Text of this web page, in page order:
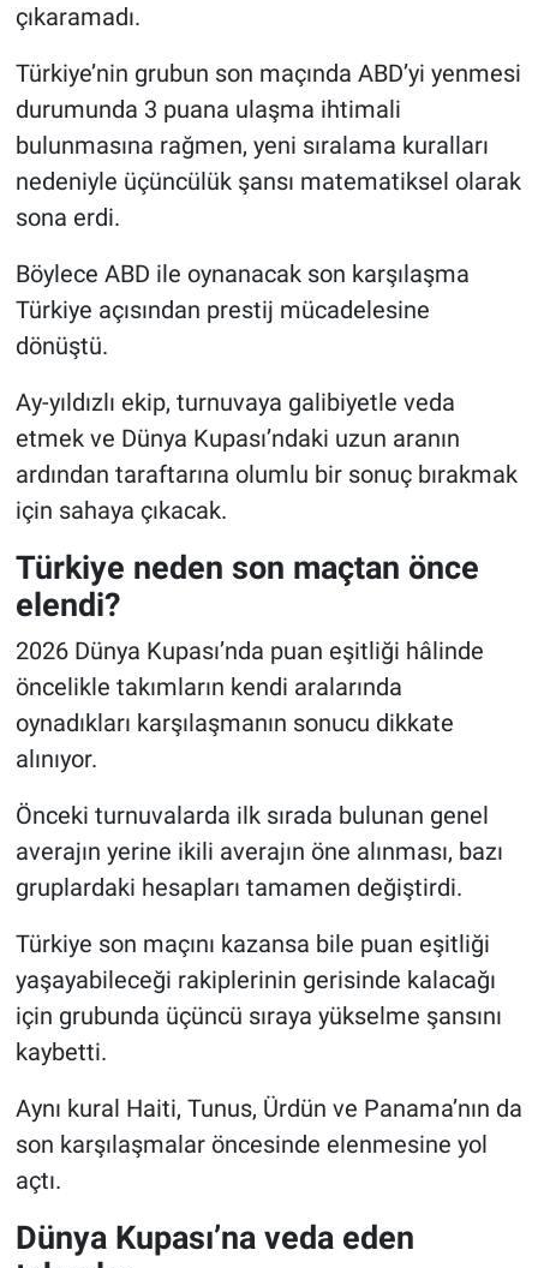
çıkaramadı.
Türkiye’nin grubun son maçında ABD’yi yenmesi
durumunda 3 puana ulaşma ihtimali
bulunmasına rağmen, yeni sıralama kuralları
nedeniyle üçüncülük şansı matematiksel olarak
sona erdi.
Böylece ABD ile oynanacak son karşılaşma
Türkiye açısından prestij mücadelesine
dönüştü.
Ay-yıldızlı ekip, turnuvaya galibiyetle veda
etmek ve Dünya Kupası’ndaki uzun aranın
ardından taraftarına olumlu bir sonuç bırakmak
için sahaya çıkacak.
Türkiye neden son maçtan önce
elendi?
2026 Dünya Kupası’nda puan eşitliği hâlinde
öncelikle takımların kendi aralarında
oynadıkları karşılaşmanın sonucu dikkate
alınıyor.
Önceki turnuvalarda ilk sırada bulunan genel
averajın yerine ikili averajın öne alınması, bazı
gruplardaki hesapları tamamen değiştirdi.
Türkiye son maçını kazansa bile puan eşitliği
yaşayabileceği rakiplerinin gerisinde kalacağı
için grubunda üçüncü sıraya yükselme şansını
kaybetti.
Aynı kural Haiti, Tunus, Ürdün ve Panama’nın da
son karşılaşmalar öncesinde elenmesine yol
açtı.
Dünya Kupası’na veda eden